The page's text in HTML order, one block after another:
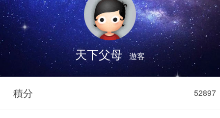
天下父母 遊客
52897
積分